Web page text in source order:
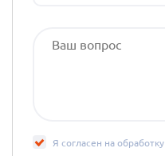
Я согласен на обработку